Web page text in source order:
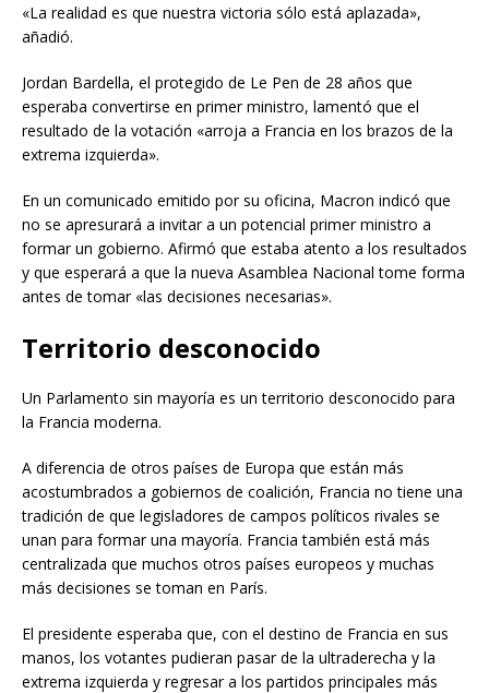
«La realidad es que nuestra victoria sólo está aplazada»,
añadió.
Jordan Bardella, el protegido de Le Pen de 28 años que
esperaba convertirse en primer ministro, lamentó que el
resultado de la votación «arroja a Francia en los brazos de la
extrema izquierda».
En un comunicado emitido por su oficina, Macron indicó que
no se apresurará a invitar a un potencial primer ministro a
formar un gobierno. Afirmó que estaba atento a los resultados
y que esperará a que la nueva Asamblea Nacional tome forma
antes de tomar «las decisiones necesarias».
Territorio desconocido
Un Parlamento sin mayoría es un territorio desconocido para
la Francia moderna.
A diferencia de otros países de Europa que están más
acostumbrados a gobiernos de coalición, Francia no tiene una
tradición de que legisladores de campos políticos rivales se
unan para formar una mayoría. Francia también está más
centralizada que muchos otros países europeos y muchas
más decisiones se toman en París.
El presidente esperaba que, con el destino de Francia en sus
manos, los votantes pudieran pasar de la ultraderecha y la
extrema izquierda y regresar a los partidos principales más